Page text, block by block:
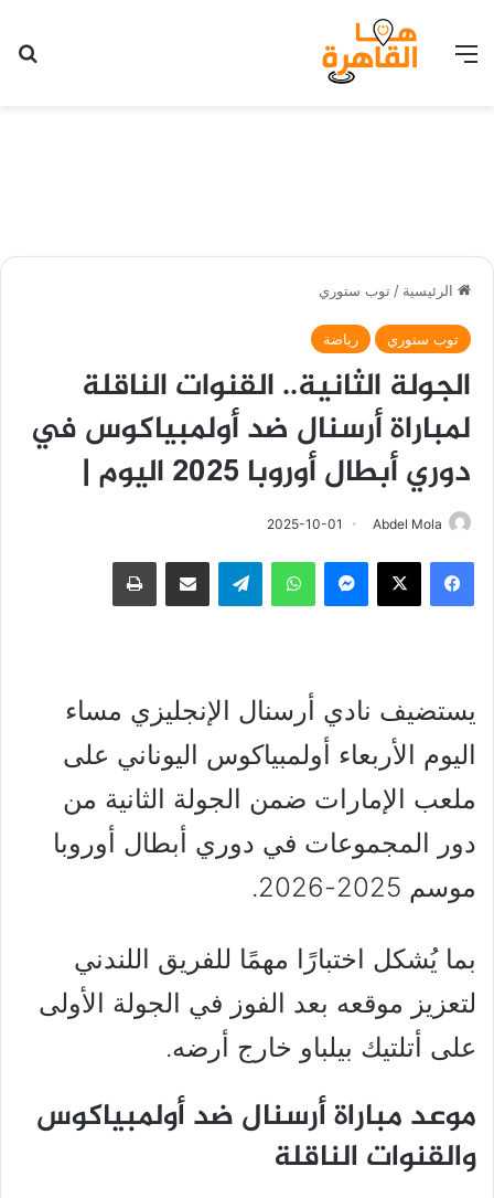
القائمة
الرئيسية / توب ستوري
توب ستوري رياضة
الجولة الثانية.. القنوات الناقلة
لمباراة أرسنال ضد أولمبياكوس في
دوري أبطال أوروبا 2025 اليوم |
Abdel Mola
2025-10-01
فيسبوك ‫X ماسنجر واتساب تيلقرام مشاركة عبر البريد طباعة
يستضيف نادي أرسنال الإنجليزي مساء
اليوم الأربعاء أولمبياكوس اليوناني على
ملعب الإمارات ضمن الجولة الثانية من
دور المجموعات في دوري أبطال أوروبا
موسم 2025-2026.
بما يُشكل اختبارًا مهمًا للفريق اللندني
لتعزيز موقعه بعد الفوز في الجولة الأولى
على أتلتيك بيلباو خارج أرضه.
موعد مباراة أرسنال ضد أولمبياكوس
والقنوات الناقلة